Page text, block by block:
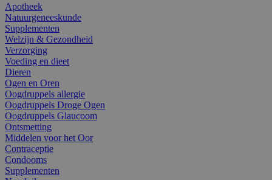
Apotheek
Natuurgeneeskunde
Supplementen
Welzijn & Gezondheid
Verzorging
Voeding en dieet
Dieren
Ogen en Oren
Oogdruppels allergie
Oogdruppels Droge Ogen
Oogdruppels Glaucoom
Ontsmetting
Middelen voor het Oor
Contraceptie
Condooms
Supplementen